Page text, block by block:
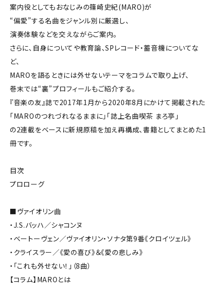
案内役としてもおなじみの篠崎史紀(MARO)が
“偏愛”する名曲をジャンル別に厳選し、
演奏体験などを交えながらご案内。
さらに、自身についてや教育論、SPレコード・蓄音機についてな
ど、
MAROを語るときには外せないテーマをコラムで取り上げ、
巻末では“裏”プロフィールもご紹介する。
『音楽の友』誌で2017年1月から2020年8月にかけて掲載された
「MAROのつれづれなるままに」「誌上名曲喫茶 まろ亭」
の2連載をベースに新規原稿を加え再構成、書籍としてまとめた1
冊です。
目次
プロローグ
■ヴァイオリン曲
・J.S.バッハ／シャコンヌ
・ベートーヴェン／ヴァイオリン・ソナタ第9番《クロイツェル》
・クライスラー／《愛の喜び》＆《愛の悲しみ》
・「これも外せない！」（8曲）
【コラム】MAROとは